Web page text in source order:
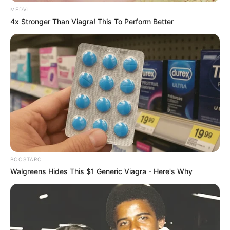
χαρακτηριστικά.
Πρόσθεσε επίσης: «Ευτυχώς την γλίτωσα.
Οδηγάω από το 1981, δεν έχω τρακάρει ποτέ.
Μπορεί να συμβεί στον οποιονδήποτε
άνθρωπο».
Ερωτήματα για την ασφάλεια της διάβασης
Το περιστατικό επαναφέρει στο προσκήνιο την
MEDVI
4x Stronger Than Viagra! This To Perform Better
BOOSTARO
Walgreens Hides This $1 Generic Viagra - Here's Why